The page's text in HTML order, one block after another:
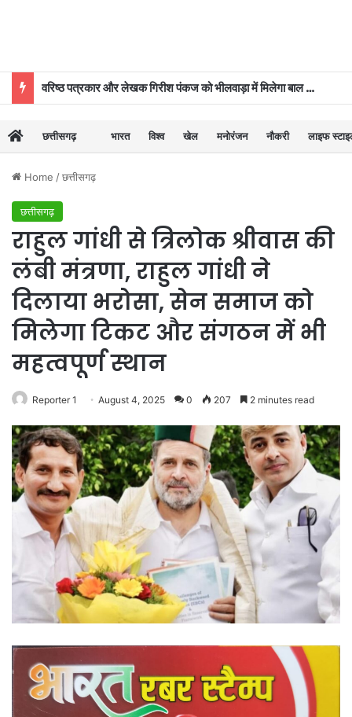
वरिष्ठ पत्रकार और लेखक गिरीश पंकज को भीलवाड़ा में मिलेगा बाल साहित्य सम्मान
छत्तीसगढ़ भारत विश्व खेल मनोरंजन नौकरी लाइफ
Home /छत्तीसगढ़
छत्तीसगढ़
राहुल गांधी से त्रिलोक श्रीवास की
लंबी मंत्रणा, राहुल गांधी ने
दिलाया भरोसा, सेन समाज को
मिलेगा टिकट और संगठन में भी
महत्वपूर्ण स्थान
Reporter 1 August 4, 2025 0 207 2 minutes read